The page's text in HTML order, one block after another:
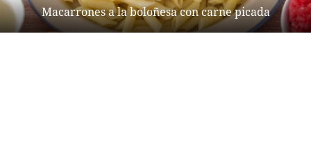
Macarrones a la boloñesa con carne picada